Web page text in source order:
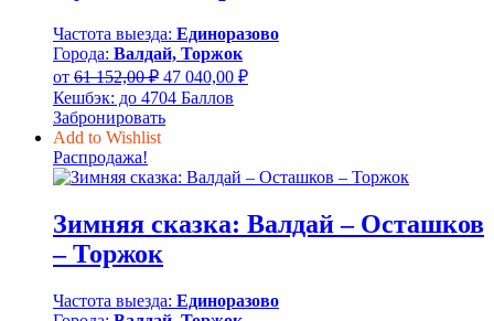
Частота выезда: Единоразово
Города: Валдай, Торжок
от 61 152,00₽ Первоначальная
цена
составляла
61
47 040,00 ₽Текущая
Кешбэк: до 4704 Баллов
Забронировать
Add to Wishlist
Распродажа!
Зимняя сказка: Валдай – Осташков
– Торжок
Частота выезда: Единоразово